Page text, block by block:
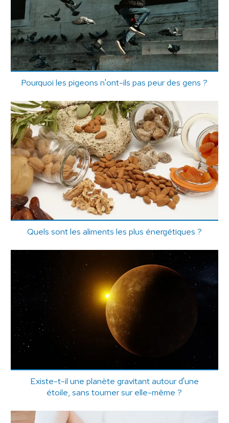
Pourquoi les pigeons n'ont-ils pas peur des gens ?
Quels sont les aliments les plus énergétiques ?
Existe-t-il une planète gravitant autour d'une
étoile, sans tourner sur elle-même ?